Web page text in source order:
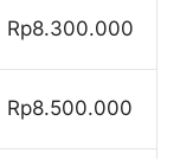
Rp8.300.000
Rp8.500.000